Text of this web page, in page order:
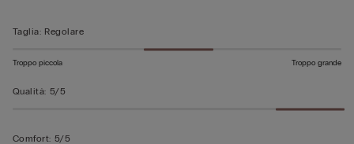
Taglia: Regolare
Troppo piccola Troppo grande
Qualità: 5/5
Comfort: 5/5